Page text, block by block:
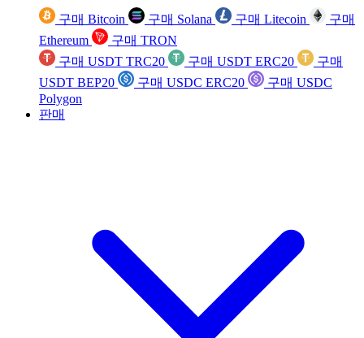
구매 Bitcoin 구매 Solana 구매 Litecoin
구매
Ethereum
구매 TRON
구매 USDT TRC20
구매 USDT ERC20
구매
USDT BEP20
구매 USDC ERC20
구매 USDC
Polygon
판매